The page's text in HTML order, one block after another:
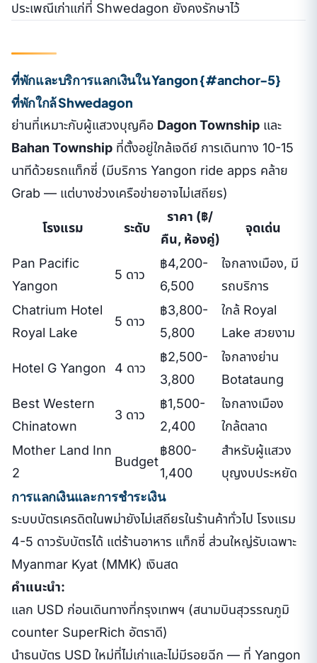
ประเพณีเก่าแก่ที่ Shwedagon ยังคงรักษาไว้
ที่พักและบริการแลกเงินใน Yangon {#anchor-5}
ที่พักใกล้ Shwedagon
ย่านที่เหมาะกับผู้แสวงบุญคือ Dagon Township และ
Bahan Township ที่ตั้งอยู่ใกล้เจดีย์ การเดินทาง 10-15
นาทีด้วยรถแท็กซี่ (มีบริการ Yangon ride apps คล้าย
Grab — แต่บางช่วงเครือข่ายอาจไม่เสถียร)
โรงแรม ระดับ
ราคา (฿/
คืน, ห้องคู่)
จุดเด่น
Pan Pacific
Yangon
5 ดาว
฿4,200-
6,500
ใจกลางเมือง, มี
รถบริการ
Chatrium Hotel
Royal Lake
5 ดาว
฿3,800-
5,800
ใกล้ Royal
Lake สวยงาม
Hotel G Yangon 4 ดาว
฿2,500-
3,800
ใจกลางย่าน
Botataung
Best Western
Chinatown
3 ดาว
฿1,500-
2,400
ใจกลางเมือง
ใกล้ตลาด
Mother Land Inn
2
Budget
฿800-
1,400
สำหรับผู้แสวง
บุญงบประหยัด
การแลกเงินและการชำระเงิน
ระบบบัตรเครดิตในพม่ายังไม่เสถียรในร้านค้าทั่วไป โรงแรม
4-5 ดาวรับบัตรได้ แต่ร้านอาหาร แท็กซี่ ส่วนใหญ่รับเฉพาะ
Myanmar Kyat (MMK) เงินสด
คำแนะนำ:
แลก USD ก่อนเดินทางที่กรุงเทพฯ (สนามบินสุวรรณภูมิ
counter SuperRich อัตราดี)
นำธนบัตร USD ใหม่ที่ไม่เก่าและไม่มีรอยฉีก — ที่ Yangon